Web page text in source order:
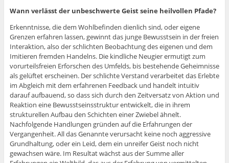
Wann verlässt der unbeschwerte Geist seine heilvollen Pfade?
Erkenntnisse, die dem Wohlbefinden dienlich sind, oder eigene
Grenzen erfahren lassen, gewinnt das junge Bewusstsein in der freien
Interaktion, also der schlichten Beobachtung des eigenen und dem
Imitieren fremden Handelns. Die kindliche Neugier ermutigt zum
vorurteilsfreien Erforschen des Umfelds, bis bestehende Geheimnisse
als gelüftet erscheinen. Der schlichte Verstand verarbeitet das Erlebte
im Abgleich mit dem erfahrenen Feedback und handelt intuitiv
darauf aufbauend, so dass sich durch den Zeitversatz von Aktion und
Reaktion eine Bewusstseinsstruktur entwickelt, die in ihrem
strukturellen Aufbau den Schichten einer Zwiebel ähnelt.
Nachfolgende Handlungen gründen auf die Erfahrungen der
Vergangenheit. All das Genannte verursacht keine noch aggressive
Grundhaltung, oder ein Leid, dem ein unreifer Geist noch nicht
gewachsen wäre. Im Resultat wächst aus der Summe aller